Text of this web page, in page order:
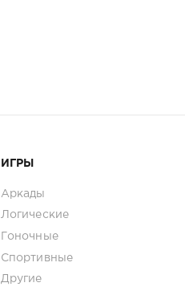
ИГРЫ
Аркады
Логические
Гоночные
Спортивные
Другие